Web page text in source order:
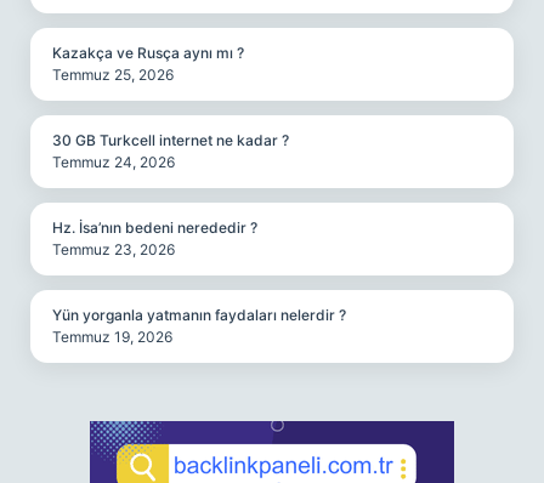
Kazakça ve Rusça aynı mı ?
Temmuz 25, 2026
30 GB Turkcell internet ne kadar ?
Temmuz 24, 2026
Hz. İsa’nın bedeni nerededir ?
Temmuz 23, 2026
Yün yorganla yatmanın faydaları nelerdir ?
Temmuz 19, 2026